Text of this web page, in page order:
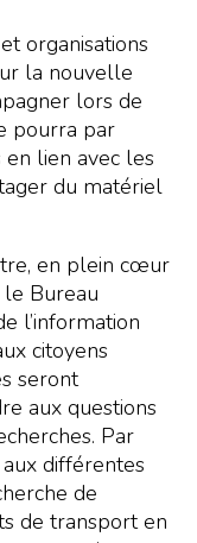
organisations
la nouvelle
lors de
pourra par
lien avec les
du matériel
en plein cœur
Bureau
l’information
citoyens
seront
aux questions
Par
différentes
de
de transport en